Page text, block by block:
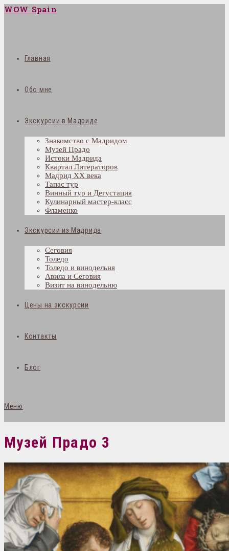
WOW Spain
Главная
Обо мне
Экскурсии в Мадриде
Знакомство с Мадридом
Музей Прадо
Истоки Мадрида
Квартал Литераторов
Мадрид XX века
Тапас тур
Винный тур и Дегустация
Кулинарный мастер-класс
Фламенко
Экскурсии из Мадрида
Сеговия
Толедо
Толедо и винодельня
Авила и Сеговия
Визит на винодельню
Цены на экскурсии
Контакты
Блог
Меню
Музей Прадо 3